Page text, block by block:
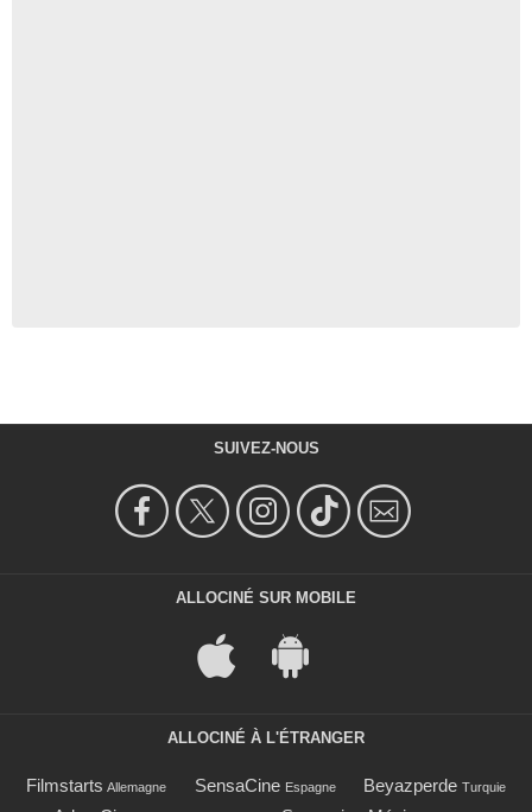
SUIVEZ-NOUS
ALLOCINÉ SUR MOBILE
ALLOCINÉ À L'ÉTRANGER
Filmstarts Allemagne SensaCine Espagne Beyazperde Turquie